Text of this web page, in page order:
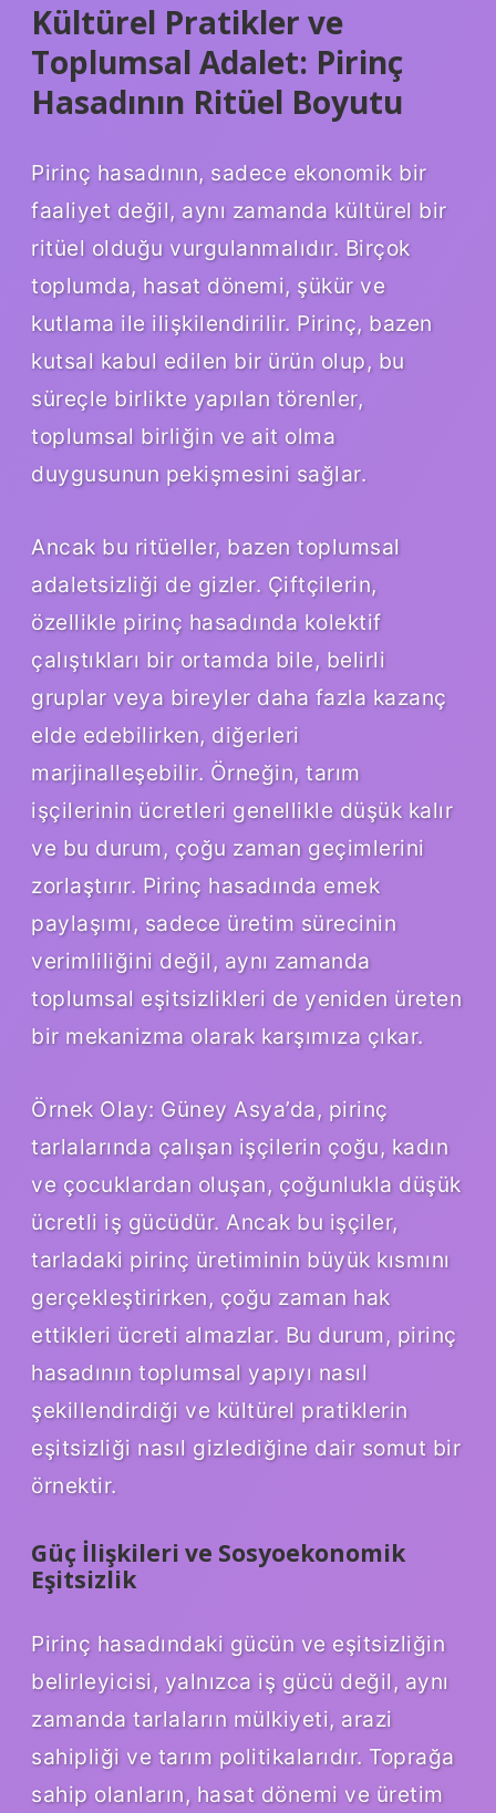
Kültürel Pratikler ve
Toplumsal Adalet: Pirinç
Hasadının Ritüel Boyutu
Pirinç hasadının, sadece ekonomik bir
faaliyet değil, aynı zamanda kültürel bir
ritüel olduğu vurgulanmalıdır. Birçok
toplumda, hasat dönemi, şükür ve
kutlama ile ilişkilendirilir. Pirinç, bazen
kutsal kabul edilen bir ürün olup, bu
süreçle birlikte yapılan törenler,
toplumsal birliğin ve ait olma
duygusunun pekişmesini sağlar.
Ancak bu ritüeller, bazen toplumsal
adaletsizliği de gizler. Çiftçilerin,
özellikle pirinç hasadında kolektif
çalıştıkları bir ortamda bile, belirli
gruplar veya bireyler daha fazla kazanç
elde edebilirken, diğerleri
marjinalleşebilir. Örneğin, tarım
işçilerinin ücretleri genellikle düşük kalır
ve bu durum, çoğu zaman geçimlerini
zorlaştırır. Pirinç hasadında emek
paylaşımı, sadece üretim sürecinin
verimliliğini değil, aynı zamanda
toplumsal eşitsizlikleri de yeniden üreten
bir mekanizma olarak karşımıza çıkar.
Örnek Olay: Güney Asya’da, pirinç
tarlalarında çalışan işçilerin çoğu, kadın
ve çocuklardan oluşan, çoğunlukla düşük
ücretli iş gücüdür. Ancak bu işçiler,
tarladaki pirinç üretiminin büyük kısmını
gerçekleştirirken, çoğu zaman hak
ettikleri ücreti almazlar. Bu durum, pirinç
hasadının toplumsal yapıyı nasıl
şekillendirdiği ve kültürel pratiklerin
eşitsizliği nasıl gizlediğine dair somut bir
örnektir.
Güç İlişkileri ve Sosyoekonomik
Eşitsizlik
Pirinç hasadındaki gücün ve eşitsizliğin
belirleyicisi, yalnızca iş gücü değil, aynı
zamanda tarlaların mülkiyeti, arazi
sahipliği ve tarım politikalarıdır. Toprağa
sahip olanların, hasat dönemi ve üretim